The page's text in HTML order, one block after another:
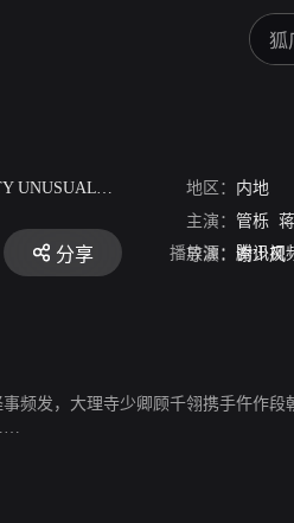
NEWS RECORD 地区： 内地
主演： 管栎
导演： 谢少风
分享 播放源： 腾讯视
频发，大理寺少卿顾千翎携手仵作